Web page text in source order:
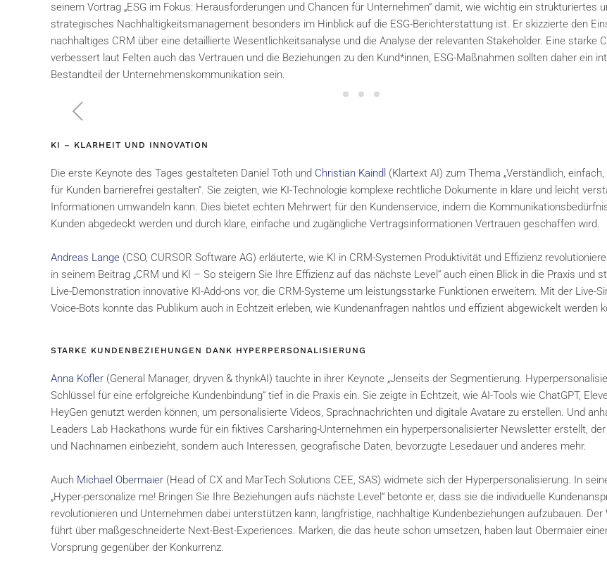
seinem Vortrag „ESG im Fokus: Herausforderungen und Chancen für Unternehmen“ damit, wie wichtig ein strukturiertes
strategisches Nachhaltigkeitsmanagement besonders im Hinblick auf die ESG-Berichterstattung ist. Er skizzierte den
nachhaltiges CRM über eine detaillierte Wesentlichkeitsanalyse und die Analyse der relevanten Stakeholder. Eine starke
verbessert laut Felten auch das Vertrauen und die Beziehungen zu den Kund*innen, ESG-Maßnahmen sollten daher ein
Bestandteil der Unternehmenskommunikation sein.
KI – KLARHEIT UND INNOVATION
Die erste Keynote des Tages gestalteten Daniel Toth und Christian Kaindl (Klartext AI) zum Thema „Verständlich,
für Kunden barrierefrei gestalten“. Sie zeigten, wie KI-Technologie komplexe rechtliche Dokumente in klare und leicht
Informationen umwandeln kann. Dies bietet echten Mehrwert für den Kundenservice, indem die
Kunden abgedeckt werden und durch klare, einfache und zugängliche Vertragsinformationen Vertrauen geschaffen wird.
Andreas Lange (CSO, CURSOR Software AG) erläuterte, wie KI in CRM-Systemen Produktivität und Effizienz
in seinem Beitrag „CRM und KI – So steigern Sie Ihre Effizienz auf das nächste Level“ auch einen Blick in die Praxis und
Live-Demonstration innovative KI-Add-ons vor, die CRM-Systeme um leistungsstarke Funktionen erweitern. Mit der Live-
Voice-Bots konnte das Publikum auch in Echtzeit erleben, wie Kundenanfragen nahtlos und effizient abgewickelt werden
STARKE KUNDENBEZIEHUNGEN DANK HYPERPERSONALISIERUNG
Anna Kofler (General Manager, dryven & thynkAI) tauchte in ihrer Keynote „Jenseits der Segmentierung.
Schlüssel für eine erfolgreiche Kundenbindung“ tief in die Praxis ein. Sie zeigte in Echtzeit, wie AI-Tools wie ChatGPT,
HeyGen genutzt werden können, um personalisierte Videos, Sprachnachrichten und digitale Avatare zu erstellen. Und
Leaders Lab Hackathons wurde für ein fiktives Carsharing-Unternehmen ein hyperpersonalisierter Newsletter erstellt,
und Nachnamen einbezieht, sondern auch Interessen, geografische Daten, bevorzugte Lesedauer und anderes mehr.
Auch Michael Obermaier (Head of CX and MarTech Solutions CEE, SAS) widmete sich der Hyperpersonalisierung. In
„Hyper-personalize me! Bringen Sie Ihre Beziehungen aufs nächste Level“ betonte er, dass sie die individuelle
revolutionieren und Unternehmen dabei unterstützen kann, langfristige, nachhaltige Kundenbeziehungen aufzubauen. Der
führt über maßgeschneiderte Next-Best-Experiences. Marken, die das heute schon umsetzen, haben laut Obermaier
Vorsprung gegenüber der Konkurrenz.